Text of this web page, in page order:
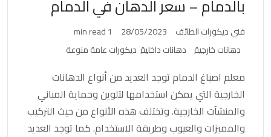
بالدمام – سعر الدهان في الدمام
فني ديكورات الطائف 28/05/2023
1 min read
دهانات خارجية دهانات داخلية ديكورات عامة منوعة
معلم اصباغ الدمام توجد العديد من أنواع الدهانات
الخارجية التي يمكن استخدامها لتلوين وحماية المباني
والمنشآت الخارجية. وتختلف هذه الأنواع من حيث التركيب
والمميزات والعيوب وطريقة الاستخدام. كما توجد العديد